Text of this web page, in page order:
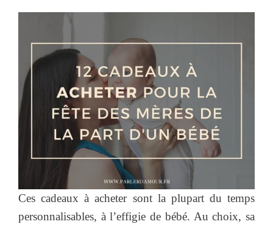
Ces cadeaux à acheter sont la plupart du temps
personnalisables, à l’effigie de bébé. Au choix, sa